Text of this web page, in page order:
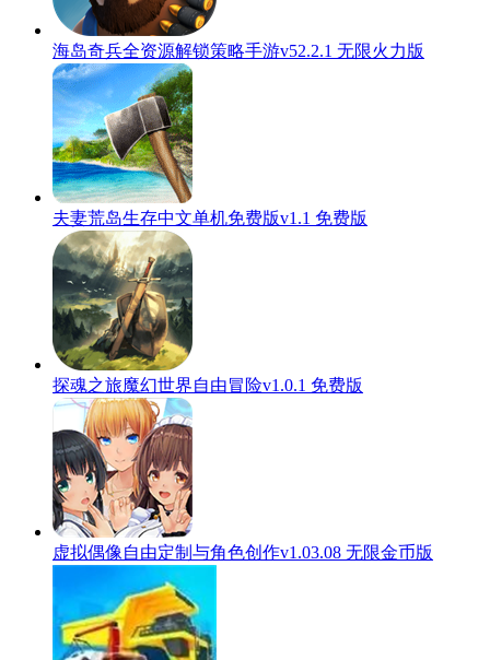
海岛奇兵全资源解锁策略手游v52.2.1 无限火力版
夫妻荒岛生存中文单机免费版v1.1 免费版
探魂之旅魔幻世界自由冒险v1.0.1 免费版
虚拟偶像自由定制与角色创作v1.03.08 无限金币版